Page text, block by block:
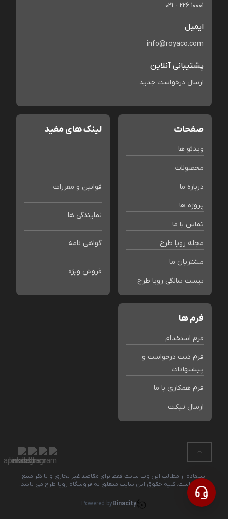
021 - 226 10001
ایمیل
info@royaco.com
پشتیبانی آنلاین
ارسال درخواست جدید
صفحات
ویدئو ها
محصولات
درباره ما
پروژه ها
تماس با ما
مجله رویا طرح
مشتریان ما
بیست سالگی رویا طرح
لینک های مفید
قوانین و مقررات
نمایندگی ها
گواهی نامه
فروش ویژه
فرم ها
فرم استخدام
فرم ثبت درخواست و
پیشنهادات
فرم همکاری با ما
ارسال تیکت
استفاده از مطالب این وب سایت فقط برای مقاصد غیر تجاری و با ذکر منبع
بلامانع است. کلیه حقوق این سایت متعلق به فروشگاه رویا طرح می باشد.
Powered byBinacity